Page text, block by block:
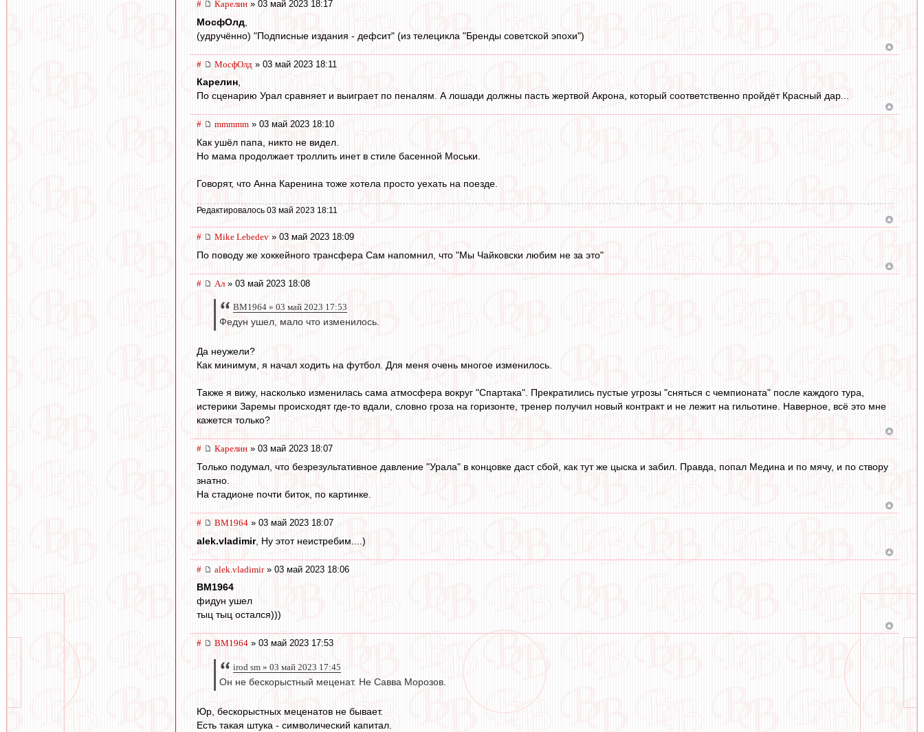
# Карелин » 03 май 2023 18:17
МосфОлд
(удручённо) "Подписные издания - дефсит" (из телецикла "Бренды советской эпохи")
# МосфОлд » 03 май 2023 18:11
Карелин,
По сценарию Урал сравняет и выиграет по пеналям. А лошади должны пасть жертвой Акрона, который соответственно пройдёт Красный дар...
# mmmmm » 03 май 2023 18:10
Как ушёл папа, никто не видел.
Но мама продолжает троллить инет в стиле басенной Моськи.
Говорят, что Анна Каренина тоже хотела просто уехать на поезде.
Редактировалось 03 май 2023 18:11
# Mike Lebedev » 03 май 2023 18:09
По поводу же хоккейного трансфера Сам напомнил, что "Мы Чайковски любим не за это"
# Ал » 03 май 2023 18:08
BM1964 » 03 май 2023 17:53
Федун ушел, мало что изменилось.
Да неужели?
Как минимум, я начал ходить на футбол. Для меня очень многое изменилось.
Также я вижу, насколько изменилась сама атмосфера вокруг "Спартака". Прекратились пустые угрозы "сняться с чемпионата" после каждого тура,
истерики Заремы происходят где-то вдали, словно гроза на горизонте, тренер получил новый контракт и не лежит на гильотине. Наверное, всё это мне
кажется только?
# Карелин » 03 май 2023 18:07
Только подумал, что безрезультативное давление "Урала" в концовке даст сбой, как тут же цыска и забил. Правда, попал Медина и по мячу, и по створу
знатно.
На стадионе почти биток, по картинке.
# BM1964 » 03 май 2023 18:07
alek.vladimir, Ну этот неистребим....)
# alek.vladimir» 03 май 2023 18:06
BM1964
фидун ушел
тыц тыц остался)))
# BM1964 » 03 май 2023 17:53
irod sm » 03 май 2023 17:45
Он не бескорыстный меценат. Не Савва Морозов.
Юр, бескорыстных меценатов не бывает.
Есть такая штука - символический капитал.